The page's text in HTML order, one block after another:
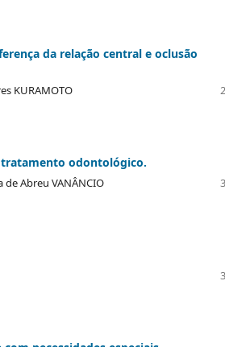
da relação central e oclusão
KURAMOTO
tratamento odontológico.
Abreu VANÂNCIO